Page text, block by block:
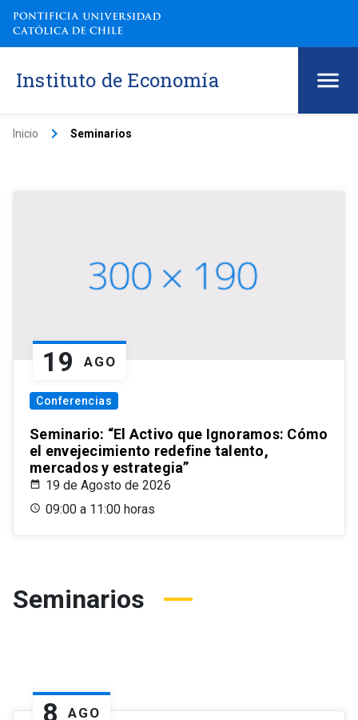
Instituto de Economía
Inicio keyboard_arrow_right Seminarios
19 AGO
Conferencias
Seminario: “El Activo que Ignoramos: Cómo
el envejecimiento redefine talento,
mercados y estrategia”
19 de Agosto de 2026
09:00 a 11:00 horas
Seminarios
8 AGO